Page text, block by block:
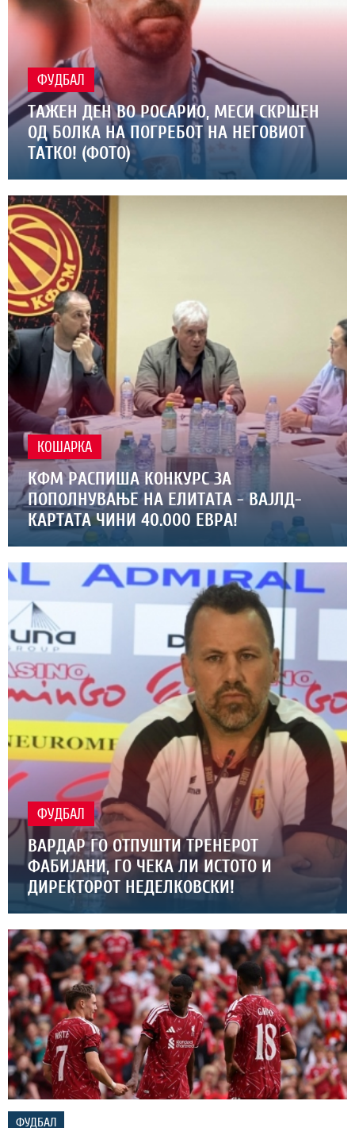
ФУДБАЛ
ТАЖЕН ДЕН ВО РОСАРИО, МЕСИ СКРШЕН
ОД БОЛКА НА ПОГРЕБОТ НА НЕГОВИОТ
ТАТКО! (ФОТО)
КОШАРКА
КФМ РАСПИША КОНКУРС ЗА
ПОПОЛНУВАЊЕ НА ЕЛИТАТА - ВАЈЛД-
КАРТАТА ЧИНИ 40.000 ЕВРА!
ФУДБАЛ
ВАРДАР ГО ОТПУШТИ ТРЕНЕРОТ
ФАБИЈАНИ, ГО ЧЕКА ЛИ ИСТОТО И
ДИРЕКТОРОТ НЕДЕЛКОВСКИ!
ФУДБАЛ